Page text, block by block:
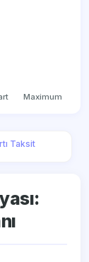
Maximum
Taksit